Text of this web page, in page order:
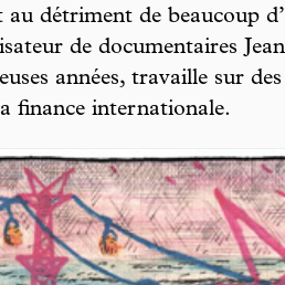
au détriment de beaucoup
de documentaires
années, travaille sur
finance internationale.